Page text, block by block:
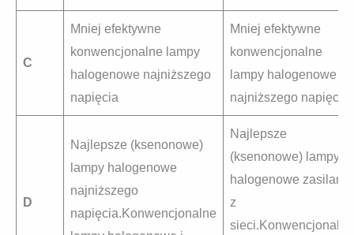
C
Mniej efektywne
konwencjonalne lampy
halogenowe najniższego
napięcia
Mniej efektywne
konwencjonalne
lampy halogenowe
najniższego napięcia
D
Najlepsze (ksenonowe)
lampy halogenowe
najniższego
napięcia.Konwencjonalne
Najlepsze
(ksenonowe) lampy
halogenowe zasilane
z
sieci.Konwencjonalne